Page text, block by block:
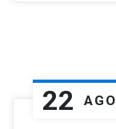
22 AGO